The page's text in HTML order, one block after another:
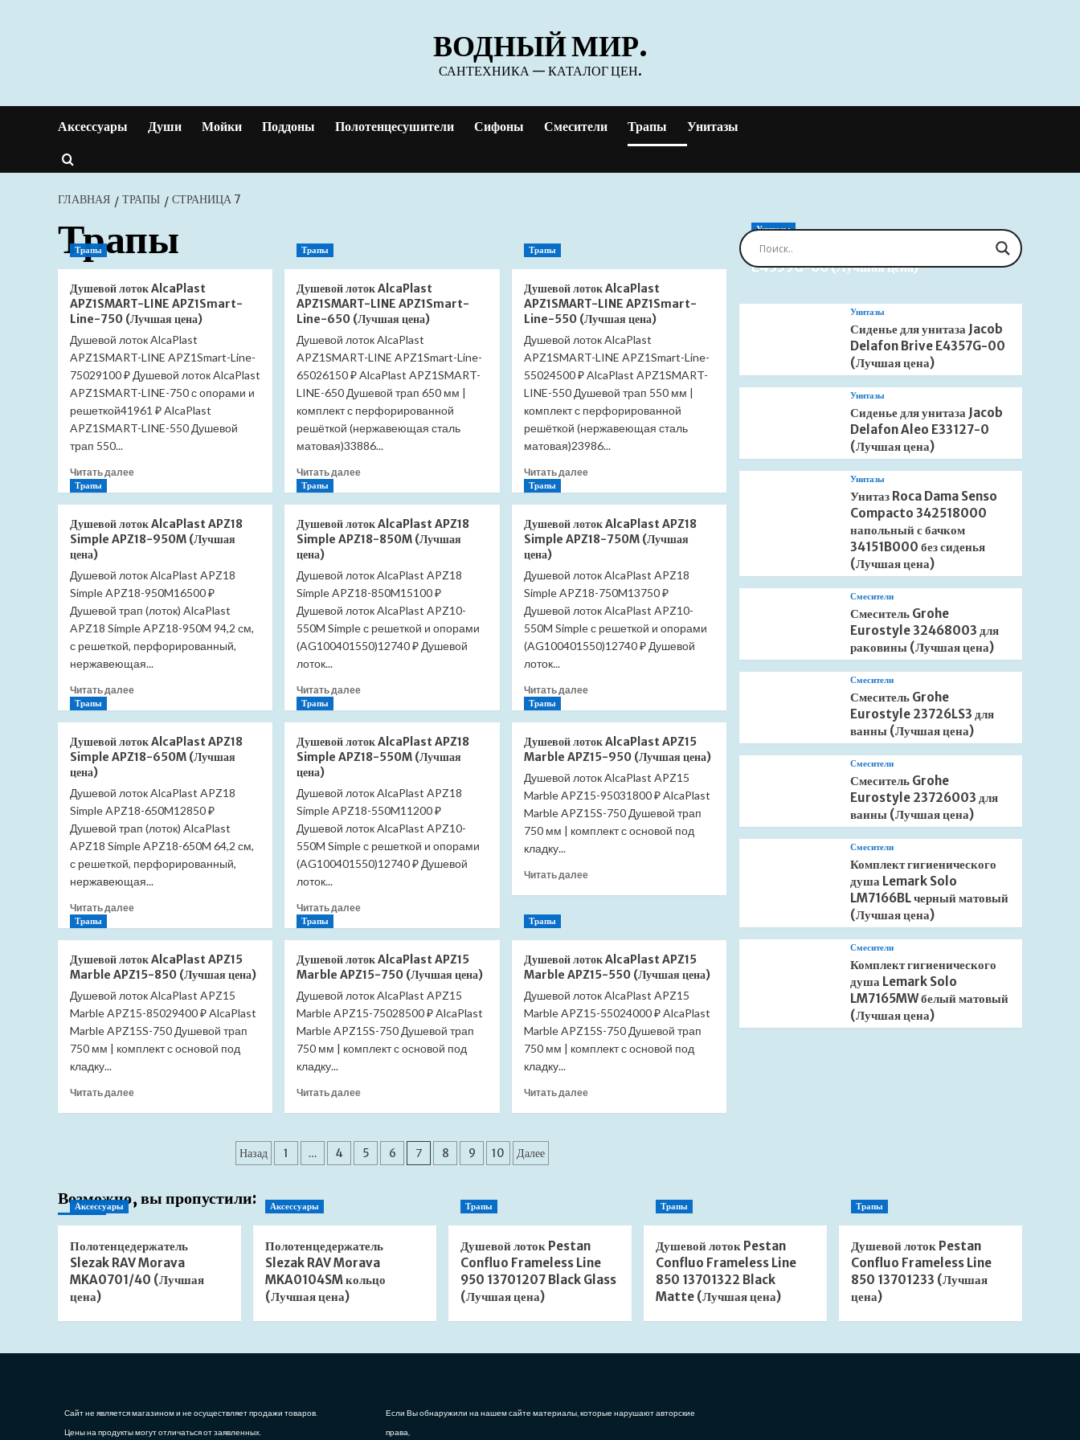
ВОДНЫЙ МИР.
САНТЕХНИКА — КАТАЛОГ ЦЕН.
Аксессуары Души Мойки Поддоны Полотенцесушители Сифоны Смесители Трапы Унитазы
ГЛАВНАЯ ТРАПЫ СТРАНИЦА 7
Трапы
Трапы
Душевой лоток AlcaPlast
APZ1SMART-LINE APZ1Smart-
Line-750 (Лучшая цена)
Душевой лоток AlcaPlast
APZ1SMART-LINE APZ1Smart-Line-
75029100 ₽ Душевой лоток AlcaPlast
APZ1SMART-LINE-750 с опорами и
решеткой41961 ₽ AlcaPlast
APZ1SMART-LINE-550 Душевой
трап 550...
Читать далееПрочитать
Душевой
лоток
AlcaPlast
LINE
APZ1Smart-
Line-
750
цена)
Трапы
Душевой лоток AlcaPlast
APZ1SMART-LINE APZ1Smart-
Line-650 (Лучшая цена)
Душевой лоток AlcaPlast
APZ1SMART-LINE APZ1Smart-Line-
65026150 ₽ AlcaPlast APZ1SMART-
LINE-650 Душевой трап 650 мм |
комплект с перфорированной
решёткой (нержавеющая сталь
матовая)33886...
Читать далееПрочитать
Душевой
лоток
AlcaPlast
LINE
APZ1Smart-
Line-
(Лучшая
цена)
Трапы
Душевой лоток AlcaPlast
APZ1SMART-LINE APZ1Smart-
Line-550 (Лучшая цена)
Душевой лоток AlcaPlast
APZ1SMART-LINE APZ1Smart-Line-
55024500 ₽ AlcaPlast APZ1SMART-
LINE-550 Душевой трап 550 мм |
комплект с перфорированной
решёткой (нержавеющая сталь
матовая)23986...
Читать далееПрочитать
Душевой
лоток
AlcaPlast
LINE
APZ1Smart-
Line-
(Лучшая
цена)
Трапы
Душевой лоток AlcaPlast APZ18
Simple APZ18-950M (Лучшая
цена)
Душевой лоток AlcaPlast APZ18
Simple APZ18-950M16500 ₽
Душевой трап (лоток) AlcaPlast
APZ18 Simple APZ18-950M 94,2 см,
с решеткой, перфорированный,
нержавеющая...
Читать далееПрочитать
Душевой
лоток
AlcaPlast
Simple
APZ18-
950M
(Лучшая
Трапы
Душевой лоток AlcaPlast APZ18
Simple APZ18-850M (Лучшая
цена)
Душевой лоток AlcaPlast APZ18
Simple APZ18-850M15100 ₽
Душевой лоток AlcaPlast APZ10-
550M Simple с решеткой и опорами
(AG100401550)12740 ₽ Душевой
лоток...
Читать далееПрочитать
Душевой
лоток
AlcaPlast
Simple
APZ18-
850M
цена)
Трапы
Душевой лоток AlcaPlast APZ18
Simple APZ18-750M (Лучшая
цена)
Душевой лоток AlcaPlast APZ18
Simple APZ18-750M13750 ₽
Душевой лоток AlcaPlast APZ10-
550M Simple с решеткой и опорами
(AG100401550)12740 ₽ Душевой
лоток...
Читать далееПрочитать
Душевой
лоток
AlcaPlast
APZ18
Simple
APZ18-
Трапы
Душевой лоток AlcaPlast APZ18
Simple APZ18-650M (Лучшая
цена)
Душевой лоток AlcaPlast APZ18
Simple APZ18-650M12850 ₽
Душевой трап (лоток) AlcaPlast
APZ18 Simple APZ18-650M 64,2 см,
с решеткой, перфорированный,
нержавеющая...
Читать далееПрочитать
Душевой
лоток
AlcaPlast
APZ18
Simple
APZ18-
Трапы
Душевой лоток AlcaPlast APZ18
Simple APZ18-550M (Лучшая
цена)
Душевой лоток AlcaPlast APZ18
Simple APZ18-550M11200 ₽
Душевой лоток AlcaPlast APZ10-
550M Simple с решеткой и опорами
(AG100401550)12740 ₽ Душевой
лоток...
Читать далееПрочитать
Душевой
лоток
AlcaPlast
APZ18
Simple
APZ18-
Трапы
Душевой лоток AlcaPlast APZ15
Marble APZ15-950 (Лучшая цена)
Душевой лоток AlcaPlast APZ15
Marble APZ15-95031800 ₽ AlcaPlast
Marble APZ15S-750 Душевой трап
750 мм | комплект с основой под
кладку...
Читать далееПрочитать
APZ15
Marble
APZ15-
950
(Лучшая
Трапы
Душевой лоток AlcaPlast APZ15
Marble APZ15-850 (Лучшая цена)
Душевой лоток AlcaPlast APZ15
Marble APZ15-85029400 ₽ AlcaPlast
Marble APZ15S-750 Душевой трап
750 мм | комплект с основой под
кладку...
Читать далееПрочитать
Marble
850
(Лучшая
цена)
Трапы
Душевой лоток AlcaPlast APZ15
Marble APZ15-750 (Лучшая цена)
Душевой лоток AlcaPlast APZ15
Marble APZ15-75028500 ₽ AlcaPlast
Marble APZ15S-750 Душевой трап
750 мм | комплект с основой под
кладку...
Читать далееПрочитать
лоток
AlcaPlast
750
(Лучшая
цена)
Трапы
Душевой лоток AlcaPlast APZ15
Marble APZ15-550 (Лучшая цена)
Душевой лоток AlcaPlast APZ15
Marble APZ15-55024000 ₽ AlcaPlast
Marble APZ15S-750 Душевой трап
750 мм | комплект с основой под
кладку...
Читать далееПрочитать
550
(Лучшая
цена)
Пагинация
Назад 1 … 4 5 6 7 8 9 10 Далее
Унитазы
Сиденье для унитаза Jacob Delafon Brive
E4359G-00 (Лучшая цена)
Унитазы
Сиденье для унитаза Jacob
Delafon Brive E4357G-00
(Лучшая цена)
Унитазы
Сиденье для унитаза Jacob
Delafon Aleo E33127-0
(Лучшая цена)
Унитазы
Унитаз Roca Dama Senso
Compacto 342518000
напольный с бачком
34151B000 без сиденья
(Лучшая цена)
Смесители
Смеситель Grohe
Eurostyle 32468003 для
раковины (Лучшая цена)
Смесители
Смеситель Grohe
Eurostyle 23726LS3 для
ванны (Лучшая цена)
Смесители
Смеситель Grohe
Eurostyle 23726003 для
ванны (Лучшая цена)
Смесители
Комплект гигиенического
душа Lemark Solo
LM7166BL черный матовый
(Лучшая цена)
Смесители
Комплект гигиенического
душа Lemark Solo
LM7165MW белый матовый
(Лучшая цена)
Возможно, вы пропустили:
Аксессуары
Полотенцедержатель
Slezak RAV Morava
MKA0701/40 (Лучшая
цена)
Аксессуары
Полотенцедержатель
Slezak RAV Morava
MKA0104SM кольцо
(Лучшая цена)
Трапы
Душевой лоток Pestan
Confluo Frameless Line
950 13701207 Black Glass
(Лучшая цена)
Трапы
Душевой лоток Pestan
Confluo Frameless Line
850 13701322 Black
Matte (Лучшая цена)
Трапы
Душевой лоток Pestan
Confluo Frameless Line
850 13701233 (Лучшая
цена)
Сайт не является магазином и не осуществляет продажи товаров.
Цены на продукты могут отличаться от заявленных.
Если Вы обнаружили на нашем сайте материалы, которые нарушают авторские
права,